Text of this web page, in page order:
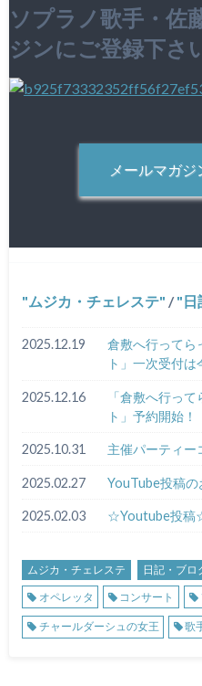
ソプラノ歌手・佐
ジンにご登録下さ
メールマガ
ムジカ・チェレステ /
2025.12.19
倉敷へ行ってら
ト」一次受付は
2025.12.16
「倉敷へ行っ
ト」予約開始！
2025.10.31 主催パーティー
2025.02.27 YouTube投稿の
2025.02.03 ☆Youtube投稿
ムジカ・チェレステ
日記・ブロ
オペレッタ
コンサート
チャールダーシュの女王 歌